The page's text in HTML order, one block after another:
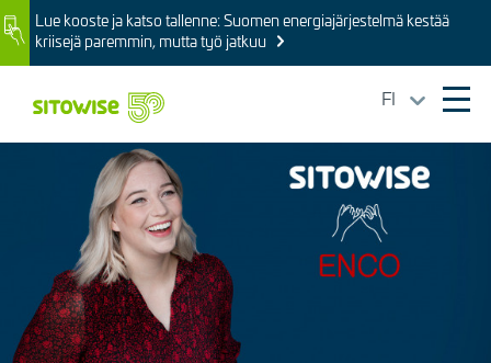
Skip
to
main
ImageLue kooste ja katso tallenne: Suomen energiajärjestelmä kestää
kriisejä paremmin, mutta työ jatkuu
FI